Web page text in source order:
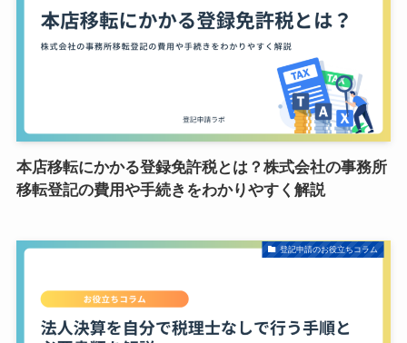
本店移転にかかる登録免許税とは？株式会社の事務所
移転登記の費用や手続きをわかりやすく解説
登記申請のお役立ちコラム